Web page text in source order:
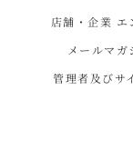
店舗・企業 エ
メールマガ
管理者及びサ